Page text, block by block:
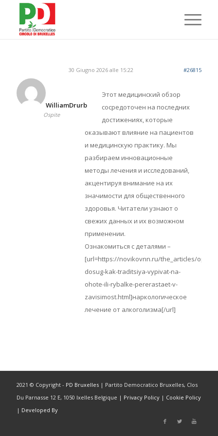
30 Giugno 2026 alle 15:22 #26815
WilliamDrurb
Ospite
Этот медицинский обзор
сосредоточен на последних
достижениях, которые
оказывают влияние на пациентов
и медицинскую практику. Мы
разбираем инновационные
методы лечения и исследований,
акцентируя внимание на их
значимости для общественного
здоровья. Читатели узнают о
свежих данных и их возможном
применении.
Ознакомиться с деталями –
[url=https://novikovnn.ru/the_articles/
dosug-kak-traditsiya-vypivat-na-
ohote-ili-rybalke-pererastaet-v-
zavisimost.html]наркологическое
лечение от алкоголизма[/url]
2021 © Copyright - PD Bruxelles| Partito Democratico Bruxelles, Clos
Du Parnasse 12 E, 1050 Ixelles Belgique | Privacy Policy| Cookie Policy
| Developed By